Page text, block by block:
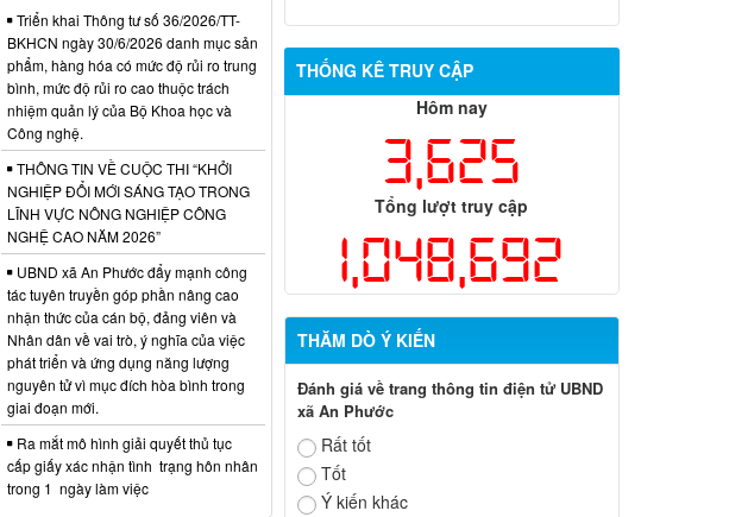
THỐNG KÊ TRUY CẬP
Hôm nay
3,625
Tổng lượt truy cập
1,048,692
THĂM DÒ Ý KIẾN
Đánh giá về trang thông tin điện tử UBND
xã An Phước
Rất tốt
Tốt
Ý kiến khác
Triển khai Thông tư số 36/2026/TT-
BKHCN ngày 30/6/2026 danh mục sản
phẩm, hàng hóa có mức độ rủi ro trung
bình, mức độ rủi ro cao thuộc trách
nhiệm quản lý của Bộ Khoa học và
Công nghệ.
THÔNG TIN VỀ CUỘC THI “KHỞI
NGHIỆP ĐỔI MỚI SÁNG TẠO TRONG
LĨNH VỰC NÔNG NGHIỆP CÔNG
NGHỆ CAO NĂM 2026”
UBND xã An Phước đẩy mạnh công
tác tuyên truyền góp phần nâng cao
nhận thức của cán bộ, đảng viên và
Nhân dân về vai trò, ý nghĩa của việc
phát triển và ứng dụng năng lượng
nguyên tử vì mục đích hòa bình trong
giai đoạn mới.
Ra mắt mô hình giải quyết thủ tục
cấp giấy xác nhận tình trạng hôn nhân
trong 1 ngày làm việc